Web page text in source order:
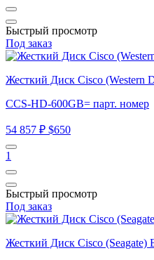
Быстрый просмотр
Под заказ
Жесткий Диск Cisco (Western
CCS-HD-600GB= парт. номер
54 857 ₽ $650
1
Быстрый просмотр
Под заказ
Жесткий Диск Cisco (Seagate)